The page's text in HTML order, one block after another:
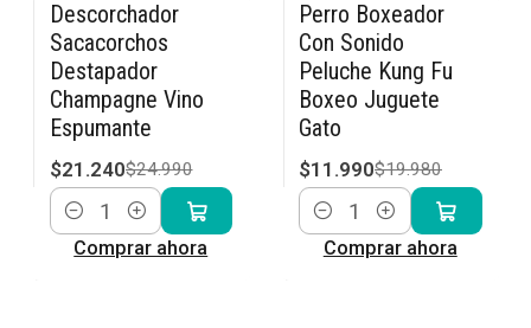
-15% OFF
Descorchador
Sacacorchos
Destapador
Champagne Vino
Espumante
$21.240$24.990
Cantidad
Comprar ahora
-40% OFF
Perro Boxeador
Con Sonido
Peluche Kung Fu
Boxeo Juguete
Gato
$11.990$19.980
Cantidad
Comprar ahora